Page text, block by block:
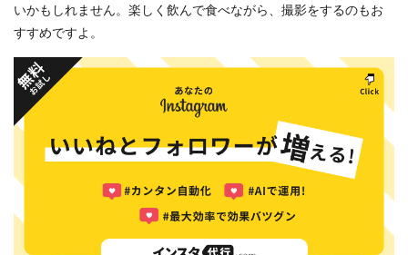
いかもしれません。楽しく飲んで食べながら、撮影をするのもお
すすめですよ。